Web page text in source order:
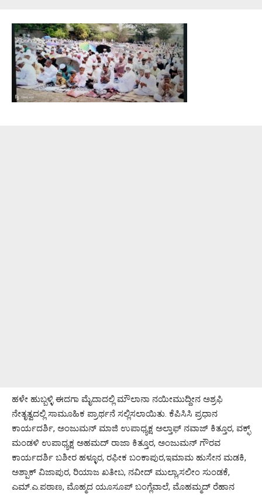
ಹಳೇ ಹುಬ್ಬಳ್ಳಿ ಈದಗಾ ಮೈದಾದಲ್ಲಿ ಮೌಲಾನಾ ನಯೀಮುದ್ದೀನ ಅಶ್ರಫಿ
ನೇತೃತ್ವದಲ್ಲಿ ಸಾಮೂಹಿಕ ಪ್ರಾರ್ಥನೆ ಸಲ್ಲಿಸಲಾಯಿತು. ಕೆಪಿಸಿಸಿ ಪ್ರಧಾನ
ಕಾರ್ಯದರ್ಶಿ, ಅಂಜುಮನ್ ಮಾಜಿ ಉಪಾಧ್ಯಕ್ಷ ಅಲ್ತಾಫ್ ನವಾಜ್ ಕಿತ್ತೂರ, ವಕ್ಫ್
ಮಂಡಳಿ ಉಪಾಧ್ಯಕ್ಷ ಅಹಮದ್ ರಾಜಾ ಕಿತ್ತೂರ, ಅಂಜುಮನ್ ಗೌರವ
ಕಾರ್ಯದರ್ಶಿ ಬಶೀರ ಹಳ್ಳೂರ, ರಫೀಕ ಬಂಕಾಪುರ,ಇಮಾಮ ಹುಸೇನ ಮಡಕಿ,
ಅಶ್ಪಾಕ್ ವಿಜಾಪುರ, ರಿಯಾಜ ಖತೀಬ, ನವೀದ್ ಮುಲ್ಲಾ,ಸಲೀಂ ಸುಂಡಕೆ,
ಎಮ್.ಎ.ಪಠಾಣ, ಮೊಹ್ಮದ ಯೂಸೂಪ್ ಬಂಗ್ಲೆವಾಲೆ, ಮೊಹಮ್ಮದ್ ರೆಹಾನ